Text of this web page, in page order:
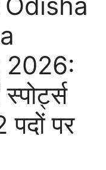
2026:
पर